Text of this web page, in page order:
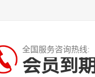
全国服务咨询热线:
会员到期